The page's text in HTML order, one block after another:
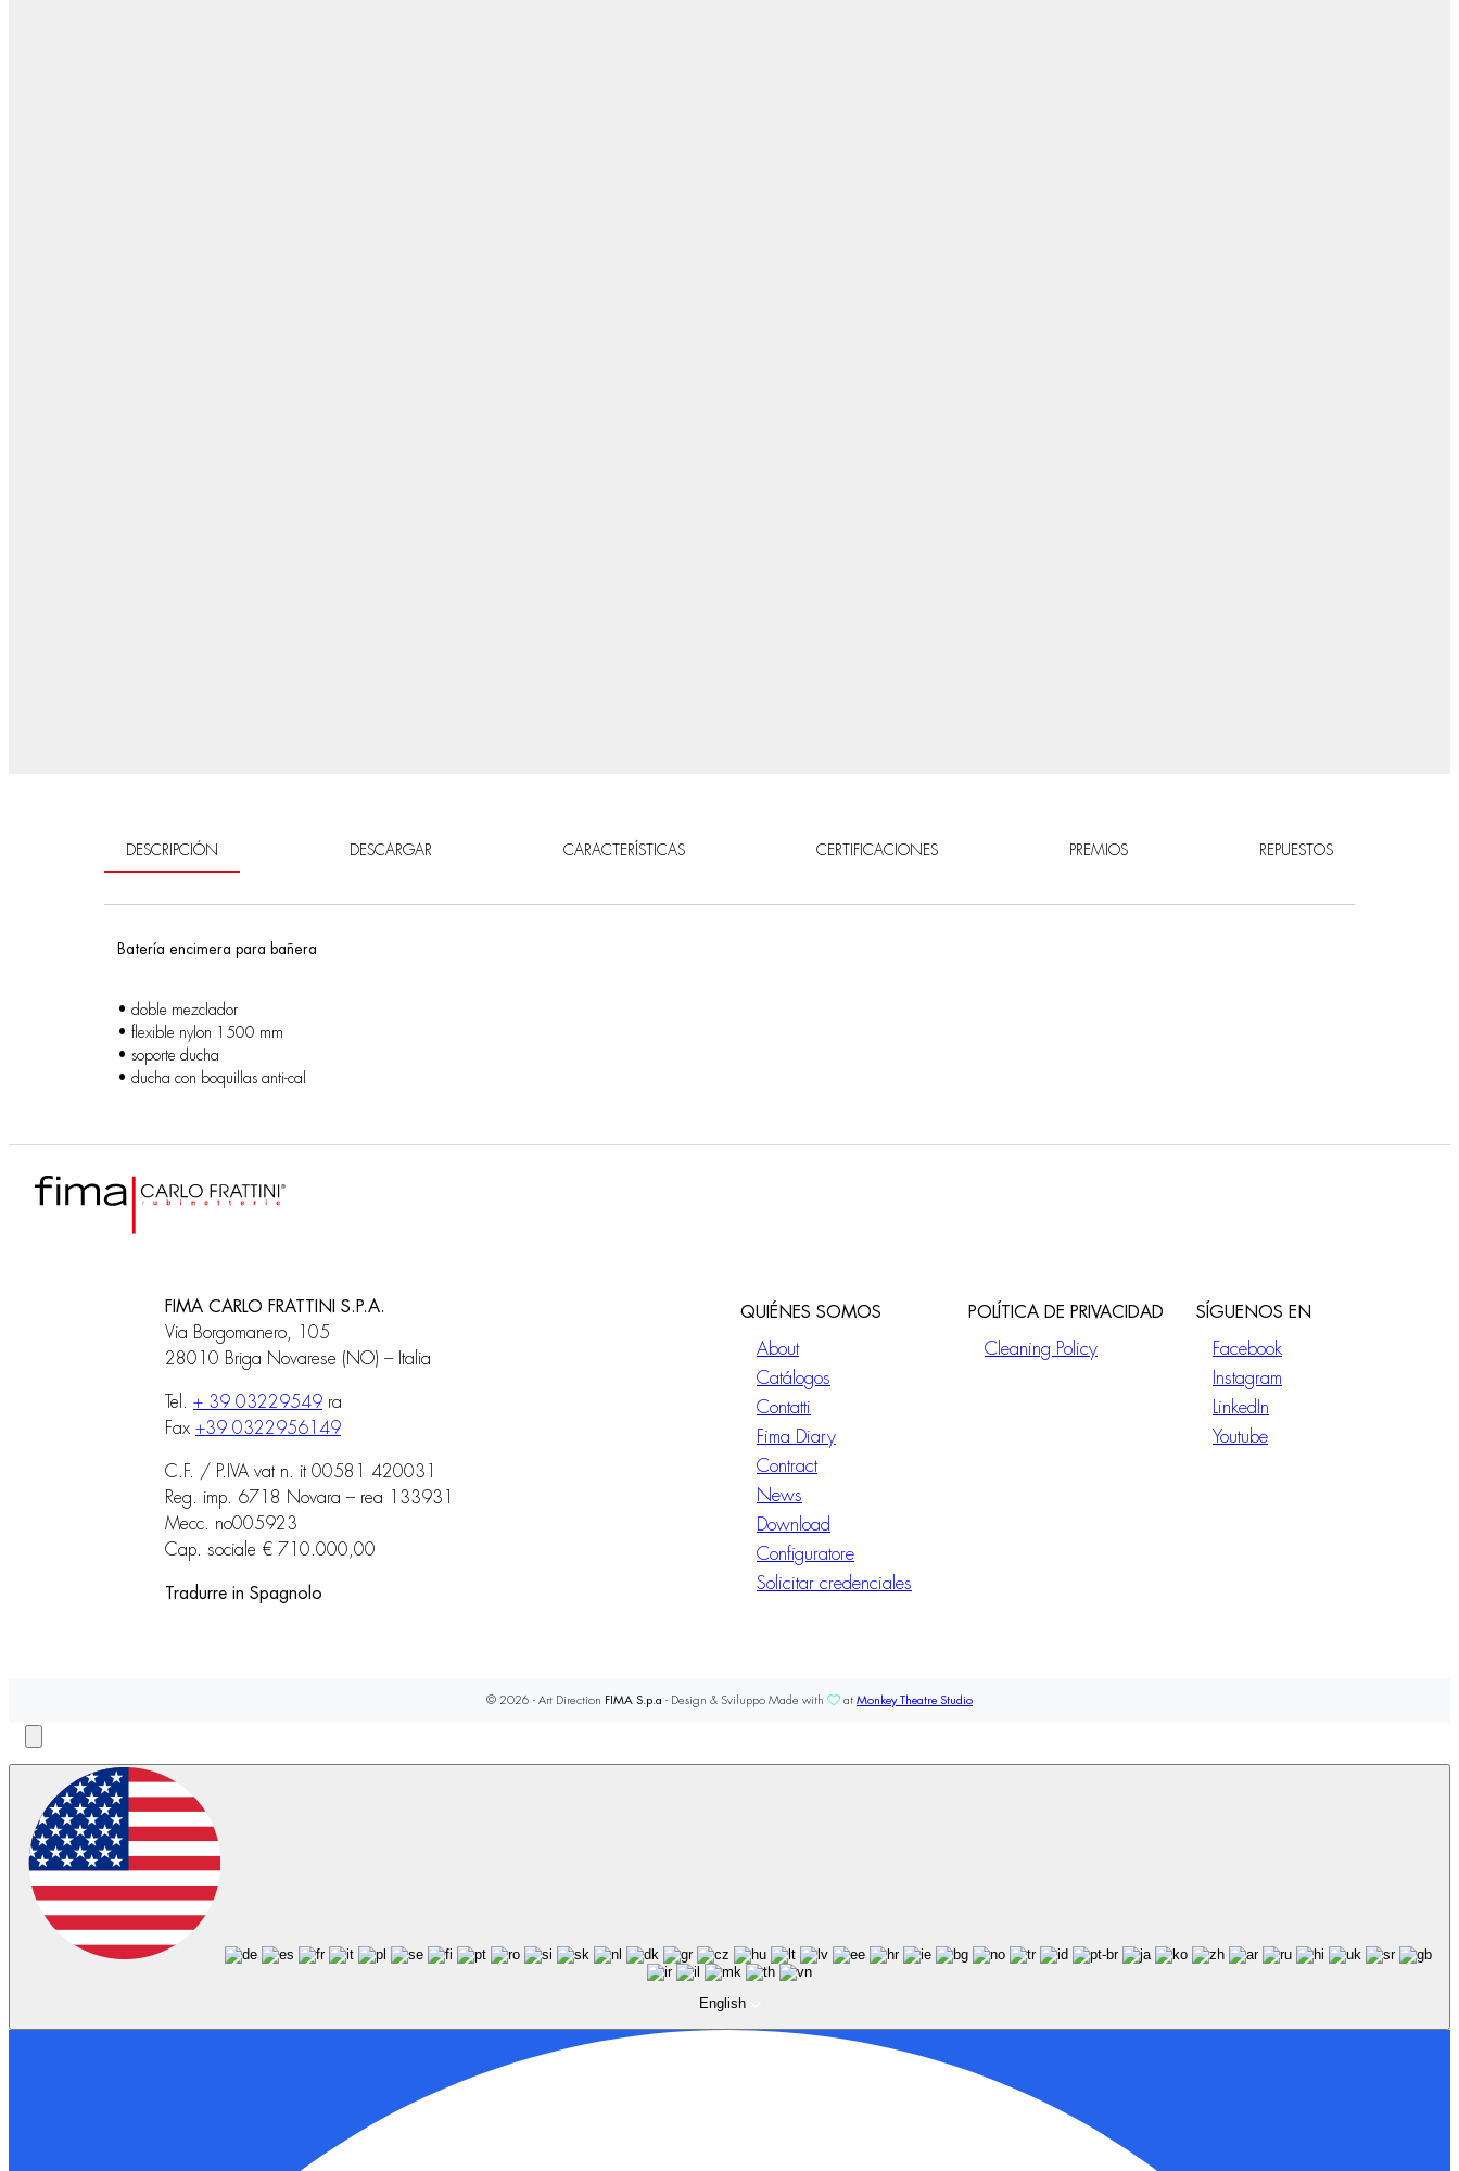
DESCRIPCIÓN DESCARGAR CARACTERÍSTICAS CERTIFICACIONES PREMIOS REPUESTOS
Batería encimera para bañera
• doble mezclador
• flexible nylon 1500 mm
• soporte ducha
• ducha con boquillas anti-cal
FIMA CARLO FRATTINI S.P.A.
Via Borgomanero, 105
28010 Briga Novarese (NO) – Italia
Tel. + 39 03229549 ra
Fax +39 0322956149
C.F. / P.IVA vat n. it 00581 420031
Reg. imp. 6718 Novara – rea 133931
Mecc. no005923
Cap. sociale € 710.000,00
Tradurre in Spagnolo
QUIÉNES SOMOS
About
Catálogos
Contatti
Fima Diary
Contract
News
Download
Configuratore
Solicitar credenciales
POLÍTICA DE PRIVACIDAD
Cleaning Policy
SÍGUENOS EN
Facebook
Instagram
LinkedIn
Youtube
© 2026 - Art Direction FIMA S.p.a - Design & Sviluppo Made with at Monkey Theatre Studio
English